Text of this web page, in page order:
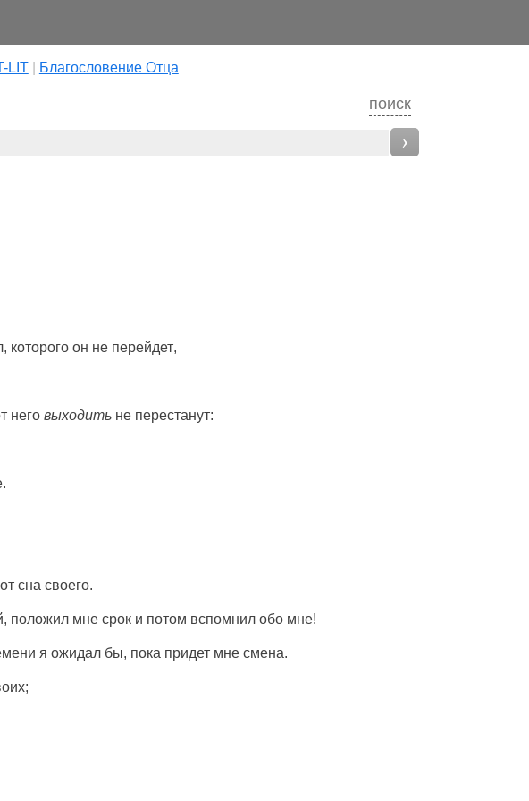
LIT| Благословение Отца
поиск
›
, которого он не перейдет,
него выходитьне перестанут:
.
сна своего.
положилмне сроки потом вспомнилобо мне!
я ожидалбы, пока придетмне смена.